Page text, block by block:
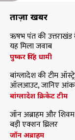
ताज़ा खबरें
ऋषभ पंत की उत्तराखंड
यह मिला जवाब
पुष्कर सिंह धामी
बांग्लादेश की टीम
ऑलआउट, जानिए
बांग्लादेश क्रिकेट टीम
जॉन अब्राहम और
बड़ी एक्शन थ्रिलर
जॉन अब्राहम